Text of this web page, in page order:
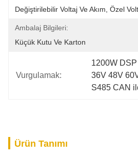
Değiştirilebilir Voltaj Ve Akım, Özel
Ambalaj Bilgileri:
Küçük Kutu Ve Karton
Vurgulamak:
1200W
36V 48V
S485 CAN
Ürün Tanımı